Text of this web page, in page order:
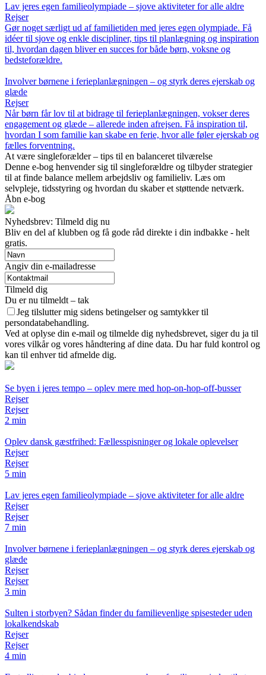
Lav jeres egen familieolympiade – sjove aktiviteter for alle aldre
Rejser
Gør noget særligt ud af familietiden med jeres egen olympiade. Få
idéer til sjove og enkle discipliner, tips til planlægning og inspiration
til, hvordan dagen bliver en succes for både børn, voksne og
bedsteforældre.
Involver børnene i ferieplanlægningen – og styrk deres ejerskab og
glæde
Rejser
Når børn får lov til at bidrage til ferieplanlægningen, vokser deres
engagement og glæde – allerede inden afrejsen. Få inspiration til,
hvordan I som familie kan skabe en ferie, hvor alle føler ejerskab og
fælles forventning.
At være singleforælder – tips til en balanceret tilværelse
Denne e-bog henvender sig til singleforældre og tilbyder strategier
til at finde balance mellem arbejdsliv og familieliv. Læs om
selvpleje, tidsstyring og hvordan du skaber et støttende netværk.
Åbn e-bog
Nyhedsbrev: Tilmeld dig nu
Bliv en del af klubben og få gode råd direkte i din indbakke - helt
gratis.
Angiv din e-mailadresse
Tilmeld dig
Du er nu tilmeldt – tak
Jeg tilslutter mig sidens betingelser og samtykker til
persondatabehandling.
Ved at oplyse din e-mail og tilmelde dig nyhedsbrevet, siger du ja til
vores vilkår og vores håndtering af dine data. Du har fuld kontrol og
kan til enhver tid afmelde dig.
Se byen i jeres tempo – oplev mere med hop-on-hop-off-busser
Rejser
Rejser
2 min
Oplev dansk gæstfrihed: Fællesspisninger og lokale oplevelser
Rejser
Rejser
5 min
Lav jeres egen familieolympiade – sjove aktiviteter for alle aldre
Rejser
Rejser
7 min
Involver børnene i ferieplanlægningen – og styrk deres ejerskab og
glæde
Rejser
Rejser
3 min
Sulten i storbyen? Sådan finder du familievenlige spisesteder uden
lokalkendskab
Rejser
Rejser
4 min